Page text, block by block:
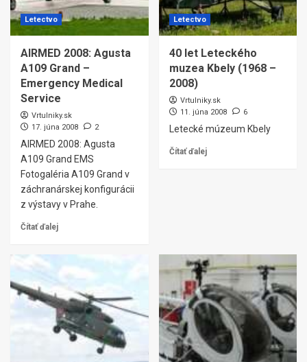
Letectvo
AIRMED 2008: Agusta
A109 Grand –
Emergency Medical
Service
Vrtulniky.sk
17. júna 2008
2
AIRMED 2008: Agusta
A109 Grand EMS
Fotogaléria A109 Grand v
záchranárskej konfigurácii
z výstavy v Prahe.
Čítať ďalej
Letectvo
40 let Leteckého
muzea Kbely (1968 –
2008)
Vrtulniky.sk
11. júna 2008
6
Letecké múzeum Kbely
Čítať ďalej